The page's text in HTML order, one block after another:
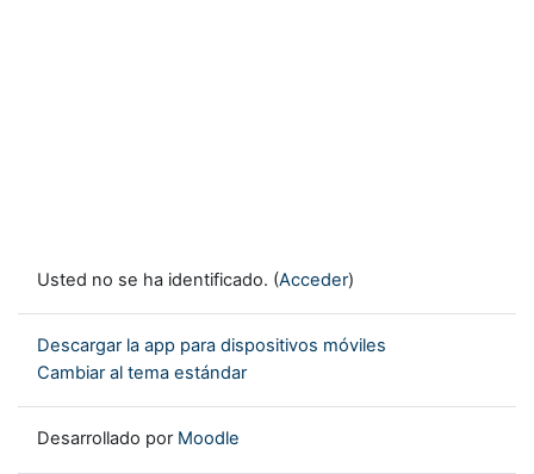
Usted no se ha identificado. (Acceder)
Descargar la app para dispositivos móviles
Cambiar al tema estándar
Desarrollado por Moodle